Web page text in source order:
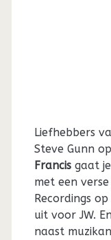
Liefhebbers
Steve Gunn
Francisgaat je
met een
Recordings
uit voor JW.
naast